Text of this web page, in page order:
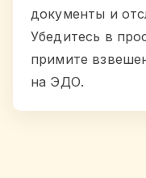
документы и
Убедитесь в
примите
на ЭДО.